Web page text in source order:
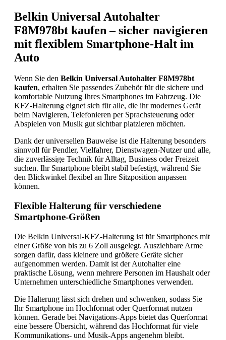
Belkin Universal Autohalter
F8M978bt kaufen – sicher navigieren
mit flexiblem Smartphone-Halt im
Auto
Wenn Sie den Belkin Universal Autohalter F8M978bt
kaufen, erhalten Sie passendes Zubehör für die sichere und
komfortable Nutzung Ihres Smartphones im Fahrzeug. Die
KFZ-Halterung eignet sich für alle, die ihr modernes Gerät
beim Navigieren, Telefonieren per Sprachsteuerung oder
Abspielen von Musik gut sichtbar platzieren möchten.
Dank der universellen Bauweise ist die Halterung besonders
sinnvoll für Pendler, Vielfahrer, Dienstwagen-Nutzer und alle,
die zuverlässige Technik für Alltag, Business oder Freizeit
suchen. Ihr Smartphone bleibt stabil befestigt, während Sie
den Blickwinkel flexibel an Ihre Sitzposition anpassen
können.
Flexible Halterung für verschiedene
Smartphone-Größen
Die Belkin Universal-KFZ-Halterung ist für Smartphones mit
einer Größe von bis zu 6 Zoll ausgelegt. Ausziehbare Arme
sorgen dafür, dass kleinere und größere Geräte sicher
aufgenommen werden. Damit ist der Autohalter eine
praktische Lösung, wenn mehrere Personen im Haushalt oder
Unternehmen unterschiedliche Smartphones verwenden.
Die Halterung lässt sich drehen und schwenken, sodass Sie
Ihr Smartphone im Hochformat oder Querformat nutzen
können. Gerade bei Navigations-Apps bietet das Querformat
eine bessere Übersicht, während das Hochformat für viele
Kommunikations- und Musik-Apps angenehm bleibt.